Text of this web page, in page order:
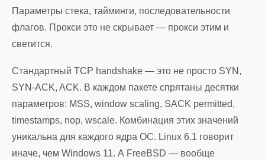
Параметры стека, тайминги, последовательности
флагов. Прокси это не скрывает — прокси этим и
светится.
Стандартный TCP handshake — это не просто SYN,
SYN-ACK, ACK. В каждом пакете спрятаны десятки
параметров: MSS, window scaling, SACK permitted,
timestamps, nop, wscale. Комбинация этих значений
уникальна для каждого ядра ОС. Linux 6.1 говорит
иначе, чем Windows 11. А FreeBSD — вообще